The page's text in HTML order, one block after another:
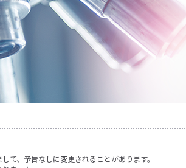
て、予告なしに変更されることがあります。